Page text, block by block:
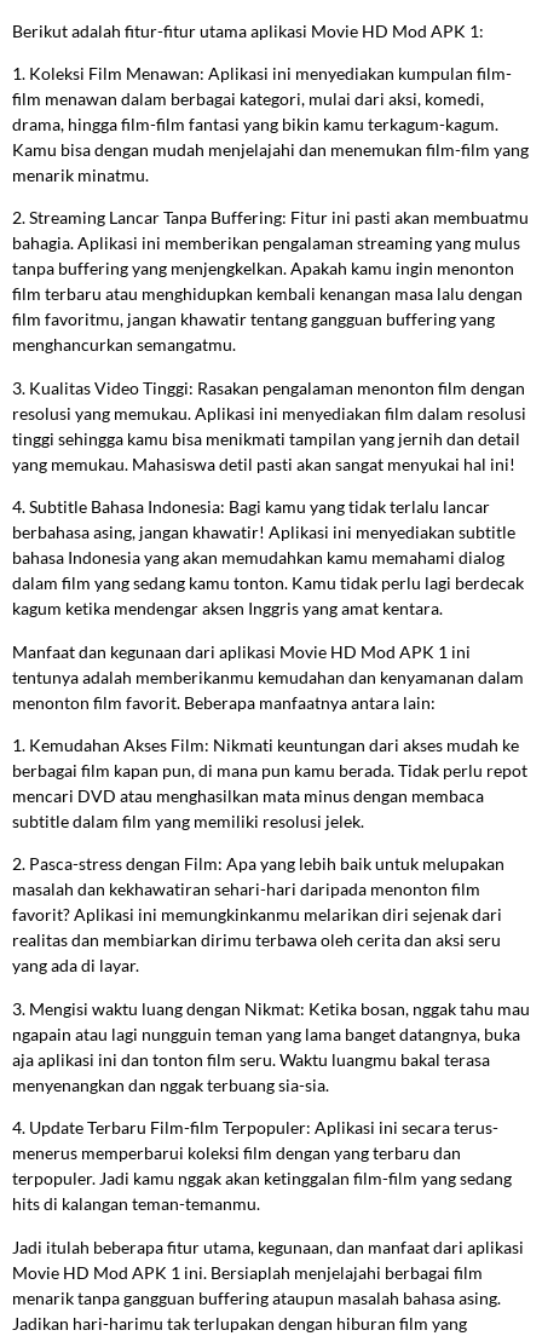
Berikut adalah fitur-fitur utama aplikasi Movie HD Mod APK 1:
1. Koleksi Film Menawan: Aplikasi ini menyediakan kumpulan film-
film menawan dalam berbagai kategori, mulai dari aksi, komedi,
drama, hingga film-film fantasi yang bikin kamu terkagum-kagum.
Kamu bisa dengan mudah menjelajahi dan menemukan film-film yang
menarik minatmu.
2. Streaming Lancar Tanpa Buffering: Fitur ini pasti akan membuatmu
bahagia. Aplikasi ini memberikan pengalaman streaming yang mulus
tanpa buffering yang menjengkelkan. Apakah kamu ingin menonton
film terbaru atau menghidupkan kembali kenangan masa lalu dengan
film favoritmu, jangan khawatir tentang gangguan buffering yang
menghancurkan semangatmu.
3. Kualitas Video Tinggi: Rasakan pengalaman menonton film dengan
resolusi yang memukau. Aplikasi ini menyediakan film dalam resolusi
tinggi sehingga kamu bisa menikmati tampilan yang jernih dan detail
yang memukau. Mahasiswa detil pasti akan sangat menyukai hal ini!
4. Subtitle Bahasa Indonesia: Bagi kamu yang tidak terlalu lancar
berbahasa asing, jangan khawatir! Aplikasi ini menyediakan subtitle
bahasa Indonesia yang akan memudahkan kamu memahami dialog
dalam film yang sedang kamu tonton. Kamu tidak perlu lagi berdecak
kagum ketika mendengar aksen Inggris yang amat kentara.
Manfaat dan kegunaan dari aplikasi Movie HD Mod APK 1 ini
tentunya adalah memberikanmu kemudahan dan kenyamanan dalam
menonton film favorit. Beberapa manfaatnya antara lain:
1. Kemudahan Akses Film: Nikmati keuntungan dari akses mudah ke
berbagai film kapan pun, di mana pun kamu berada. Tidak perlu repot
mencari DVD atau menghasilkan mata minus dengan membaca
subtitle dalam film yang memiliki resolusi jelek.
2. Pasca-stress dengan Film: Apa yang lebih baik untuk melupakan
masalah dan kekhawatiran sehari-hari daripada menonton film
favorit? Aplikasi ini memungkinkanmu melarikan diri sejenak dari
realitas dan membiarkan dirimu terbawa oleh cerita dan aksi seru
yang ada di layar.
3. Mengisi waktu luang dengan Nikmat: Ketika bosan, nggak tahu mau
ngapain atau lagi nungguin teman yang lama banget datangnya, buka
aja aplikasi ini dan tonton film seru. Waktu luangmu bakal terasa
menyenangkan dan nggak terbuang sia-sia.
4. Update Terbaru Film-film Terpopuler: Aplikasi ini secara terus-
menerus memperbarui koleksi film dengan yang terbaru dan
terpopuler. Jadi kamu nggak akan ketinggalan film-film yang sedang
hits di kalangan teman-temanmu.
Jadi itulah beberapa fitur utama, kegunaan, dan manfaat dari aplikasi
Movie HD Mod APK 1 ini. Bersiaplah menjelajahi berbagai film
menarik tanpa gangguan buffering ataupun masalah bahasa asing.
Jadikan hari-harimu tak terlupakan dengan hiburan film yang